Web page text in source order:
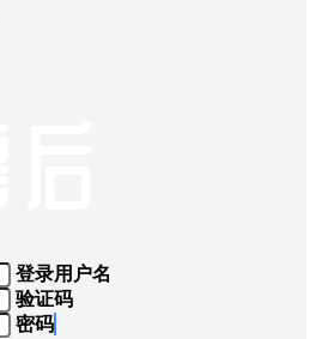
登录用户名
验证码
密码